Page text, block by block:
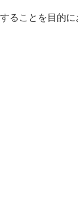
することを目的に